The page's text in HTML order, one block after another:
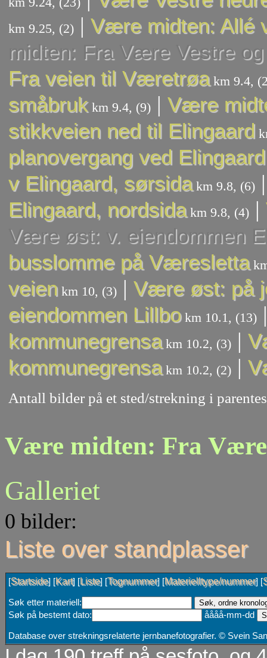
km 9.25, (2) | Være midten: Allé
midten: Fra Være Vestre
Fra veien til Væretrøakm 9.4,
småbrukkm 9.4, (9) | Være
stikkveien ned til Elingaard
planovergang ved Elingaard
v Elingaard, sørsidakm 9.8, (6)
Elingaard, nordsidakm 9.8, (4) |
Være øst: v. eiendommen
busslomme på Væresletta
veien km 10, (3) | Være øst: på
eiendommen Lillbokm 10.1, (13)
kommunegrensakm 10.2, (3) |
kommunegrensakm 10.2, (2) |
Antall bilder på et sted/strekning i
Være midten: Fra Være
Galleriet
0 bilder:
Liste over standplasser
[Startside] [Kart] [Liste] [Tognummer] [Materielltype/nummer] [
Søk etter materiell:
Søk på bestemt dato:
åååå-mm-dd
Database over strekningsrelaterte jernbanefotografier. © Svein